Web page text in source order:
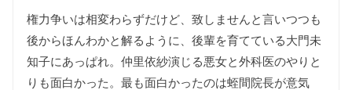
権力争いは相変わらずだけど、致しませんと言いつつも
後からほんわかと解るように、後輩を育てている大門未
知子にあっぱれ。仲里依紗演じる悪女と外科医のやりと
りも面白かった。最も面白かったのは蛭間院長が意気